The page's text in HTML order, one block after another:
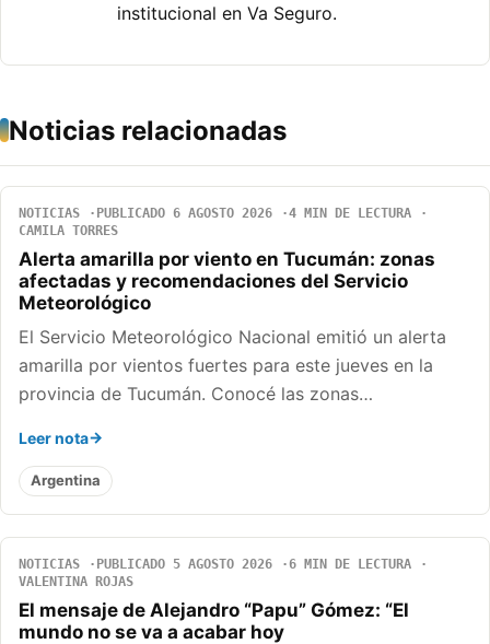
institucional en Va Seguro.
Noticias relacionadas
NOTICIAS PUBLICADO 6 AGOSTO 2026
4 MIN DE LECTURA
CAMILA TORRES
Alerta amarilla por viento en Tucumán: zonas
afectadas y recomendaciones del Servicio
Meteorológico
El Servicio Meteorológico Nacional emitió un alerta
amarilla por vientos fuertes para este jueves en la
provincia de Tucumán. Conocé las zonas…
Leer nota
Argentina
NOTICIAS PUBLICADO 5 AGOSTO 2026
6 MIN DE LECTURA
VALENTINA ROJAS
El mensaje de Alejandro “Papu” Gómez: “El
mundo no se va a acabar hoy